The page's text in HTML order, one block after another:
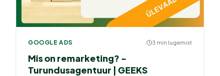
GOOGLE ADS 3 min lugemist
Mis on remarketing? -
Turundusagentuur | GEEKS